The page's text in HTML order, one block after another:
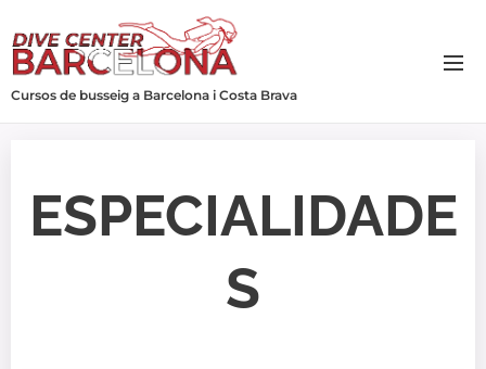
Cursos de busseig a Barcelona i Costa Brava
ESPECIALIDADE
S